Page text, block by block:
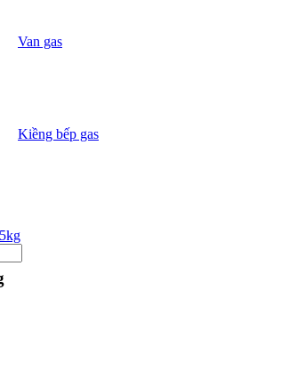
Van gas
Kiềng bếp gas